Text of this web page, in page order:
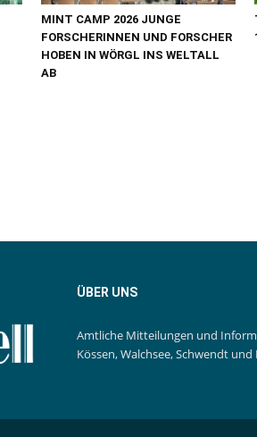
MINT CAMP 2026 JUNGE
FORSCHERINNEN UND FORSCHER
HOBEN IN WÖRGL INS WELTALL
AB
ÜBER UNS
Amtliche Mitteilungen und
Kössen, Walchsee, Schwendt